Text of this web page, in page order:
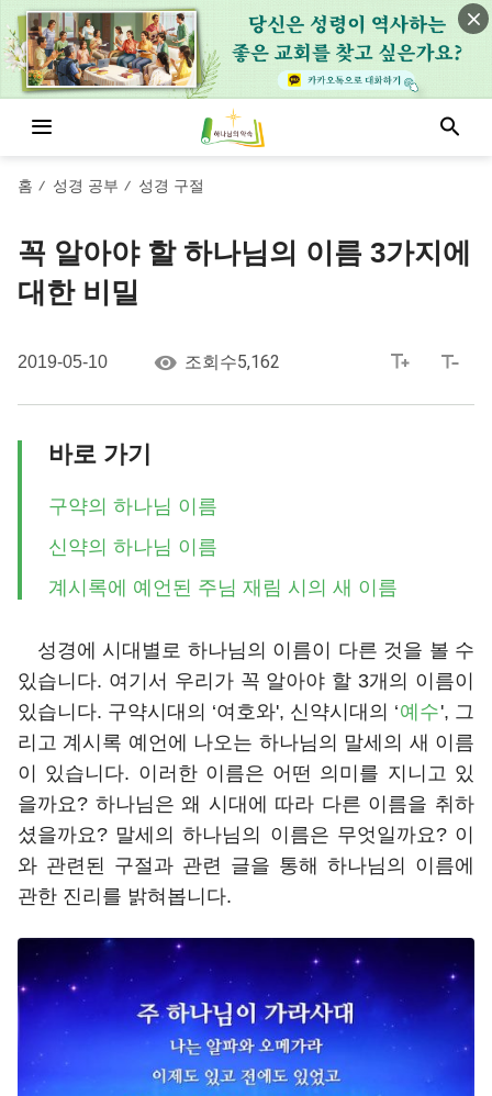
홈 / 성경 공부 / 성경 구절
꼭 알아야 할 하나님의 이름 3가지에
대한 비밀
2019-05-10 조회수5,162
바로 가기
구약의 하나님 이름
신약의 하나님 이름
계시록에 예언된 주님 재림 시의 새 이름
성경에 시대별로 하나님의 이름이 다른 것을 볼 수
있습니다. 여기서 우리가 꼭 알아야 할 3개의 이름이
있습니다. 구약시대의 ‘여호와', 신약시대의 ‘예수', 그
리고 계시록 예언에 나오는 하나님의 말세의 새 이름
이 있습니다. 이러한 이름은 어떤 의미를 지니고 있
을까요? 하나님은 왜 시대에 따라 다른 이름을 취하
셨을까요? 말세의 하나님의 이름은 무엇일까요? 이
와 관련된 구절과 관련 글을 통해 하나님의 이름에
관한 진리를 밝혀봅니다.